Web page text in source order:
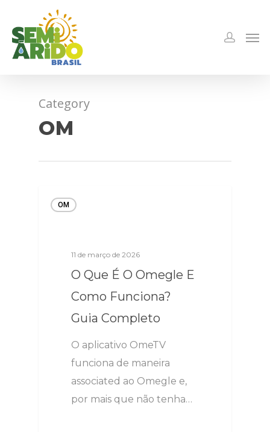
Category
OM
OM
11 de março de 2026
O Que É O Omegle E
Como Funciona?
Guia Completo
O aplicativo OmeTV
funciona de maneira
associated ao Omegle e,
por mais que não tenha…